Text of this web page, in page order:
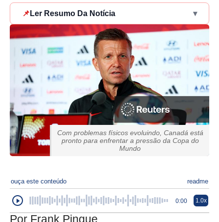
📌 Ler Resumo Da Notícia ▾
Com problemas físicos evoluindo, Canadá está
pronto para enfrentar a pressão da Copa do
Mundo
ouça este conteúdo readme
0:00 1.0x
Por Frank Pingue